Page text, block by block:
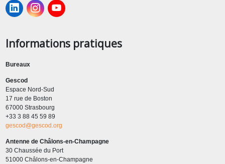
Informations pratiques
Bureaux
Gescod
Espace Nord-Sud
17 rue de Boston
67000 Strasbourg
+33 3 88 45 59 89
gescod@gescod.org
Antenne de Châlons-en-Champagne
30 Chaussée du Port
51000 Châlons-en-Champagne